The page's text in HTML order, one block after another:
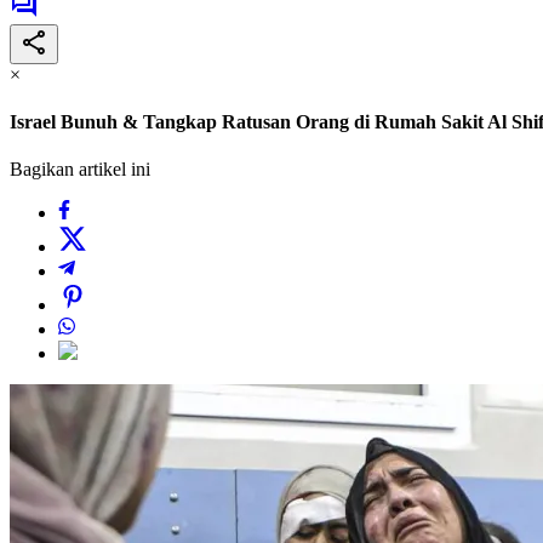
×
Israel Bunuh & Tangkap Ratusan Orang di Rumah Sakit Al
Bagikan artikel ini